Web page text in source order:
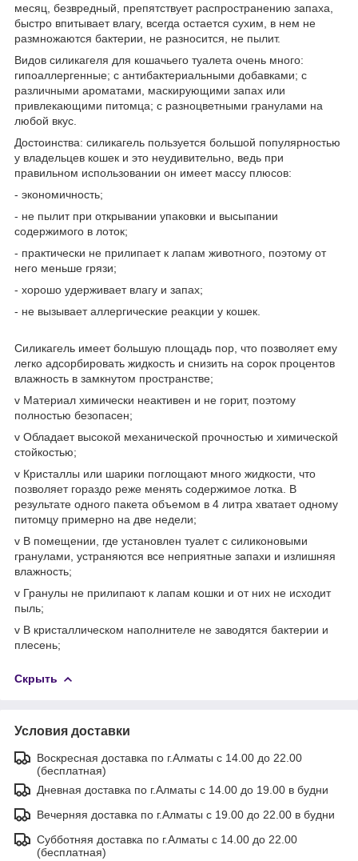
месяц, безвредный, препятствует распространению запаха,
быстро впитывает влагу, всегда остается сухим, в нем не
размножаются бактерии, не разносится, не пылит.
Видов силикагеля для кошачьего туалета очень много:
гипоаллергенные; с антибактериальными добавками; с
различными ароматами, маскирующими запах или
привлекающими питомца; с разноцветными гранулами на
любой вкус.
Достоинства: силикагель пользуется большой популярностью
у владельцев кошек и это неудивительно, ведь при
правильном использовании он имеет массу плюсов:
- экономичность;
- не пылит при открывании упаковки и высыпании
содержимого в лоток;
- практически не прилипает к лапам животного, поэтому от
него меньше грязи;
- хорошо удерживает влагу и запах;
- не вызывает аллергические реакции у кошек.
Силикагель имеет большую площадь пор, что позволяет ему
легко адсорбировать жидкость и снизить на сорок процентов
влажность в замкнутом пространстве;
v Материал химически неактивен и не горит, поэтому
полностью безопасен;
v Обладает высокой механической прочностью и химической
стойкостью;
v Кристаллы или шарики поглощают много жидкости, что
позволяет гораздо реже менять содержимое лотка. В
результате одного пакета объемом в 4 литра хватает одному
питомцу примерно на две недели;
v В помещении, где установлен туалет с силиконовыми
гранулами, устраняются все неприятные запахи и излишняя
влажность;
v Гранулы не прилипают к лапам кошки и от них не исходит
пыль;
v В кристаллическом наполнителе не заводятся бактерии и
плесень;
Скрыть
Условия доставки
Воскресная доставка по г.Алматы с 14.00 до 22.00
(бесплатная)
Дневная доставка по г.Алматы с 14.00 до 19.00 в будни
Вечерняя доставка по г.Алматы с 19.00 до 22.00 в будни
Субботняя доставка по г.Алматы с 14.00 до 22.00
(бесплатная)